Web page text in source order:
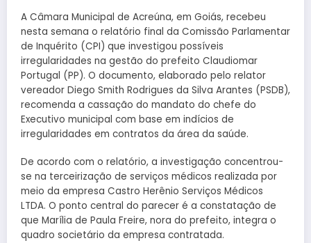
A Câmara Municipal de Acreúna, em Goiás, recebeu
nesta semana o relatório final da Comissão Parlamentar
de Inquérito (CPI) que investigou possíveis
irregularidades na gestão do prefeito Claudiomar
Portugal (PP). O documento, elaborado pelo relator
vereador Diego Smith Rodrigues da Silva Arantes (PSDB),
recomenda a cassação do mandato do chefe do
Executivo municipal com base em indícios de
irregularidades em contratos da área da saúde.
De acordo com o relatório, a investigação concentrou-
se na terceirização de serviços médicos realizada por
meio da empresa Castro Herênio Serviços Médicos
LTDA. O ponto central do parecer é a constatação de
que Marília de Paula Freire, nora do prefeito, integra o
quadro societário da empresa contratada.